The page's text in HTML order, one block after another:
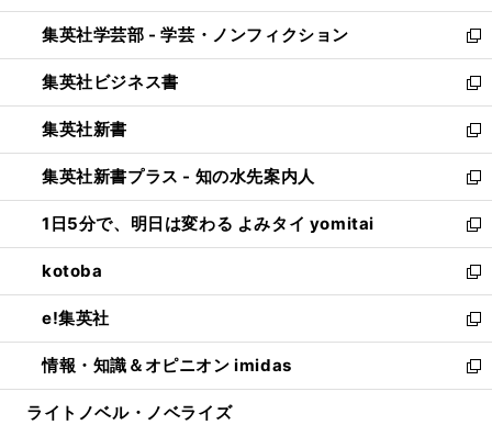
開
く
ウ
で
開
く
ン
ド
ウ
で
開
く
ウ
ィ
ン
ド
ウ
で
開
く
集英社学芸部 - 学芸・ノンフィクション
新
し
い
ウ
ィ
ン
ド
ウ
で
開
く
集英社ビジネス書
新
し
い
ウ
ィ
ン
ド
ウ
で
開
く
集英社新書
新
し
い
ウ
ィ
ン
ド
ウ
で
開
く
集英社新書プラス - 知の水先案内人
新
し
い
ウ
ィ
ン
ド
ウ
で
開
1日5分で、明日は変わる よみタイ yomitai
新
し
い
ウ
ィ
ン
ド
ウ
kotoba
新
し
い
ウ
ィ
ン
e!集英社
新
し
い
ウ
情報・知識＆オピニオン imidas
新
し
ライトノベル・ノベライズ